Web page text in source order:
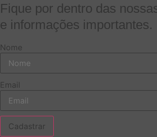
Fique por dentro das
e informações importantes.
Nome
Email
Cadastrar